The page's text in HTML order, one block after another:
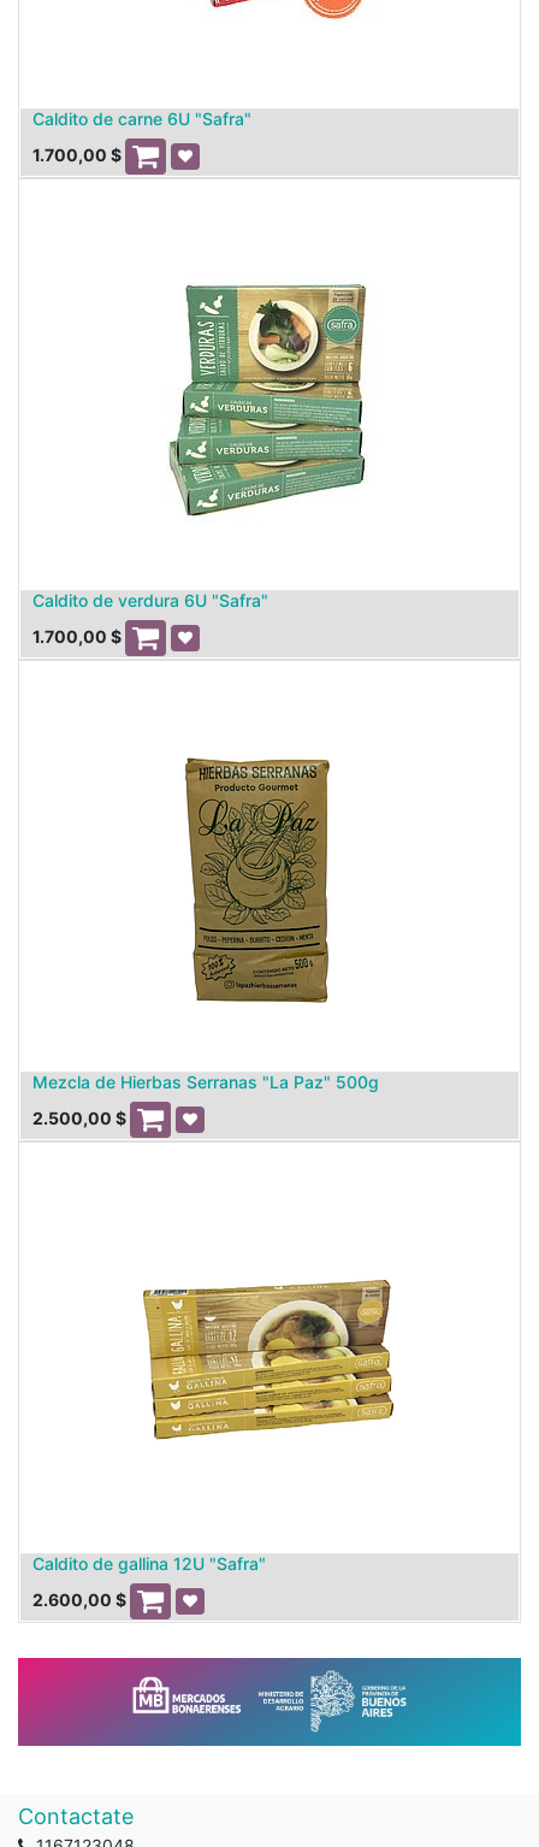
Caldito de carne 6U "Safra"
1.700,00 $
Caldito de verdura 6U "Safra"
1.700,00 $
Mezcla de Hierbas Serranas "La Paz" 500g
2.500,00 $
Caldito de gallina 12U "Safra"
2.600,00 $
Contactate